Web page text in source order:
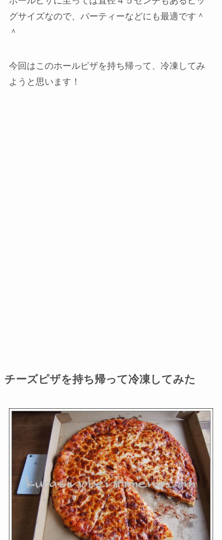
グサイズなので、パーティーなどにも最適です＾
＾
今回はこのホールピザを持ち帰って、冷凍してみ
ようと思います！
チーズピザを持ち帰って冷凍してみた